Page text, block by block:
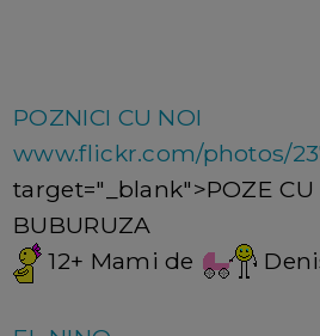
POZNICI CU NOI
www.flickr.com/photos/
target="_blank">POZE CU
BUBURUZA
12+ Mami de